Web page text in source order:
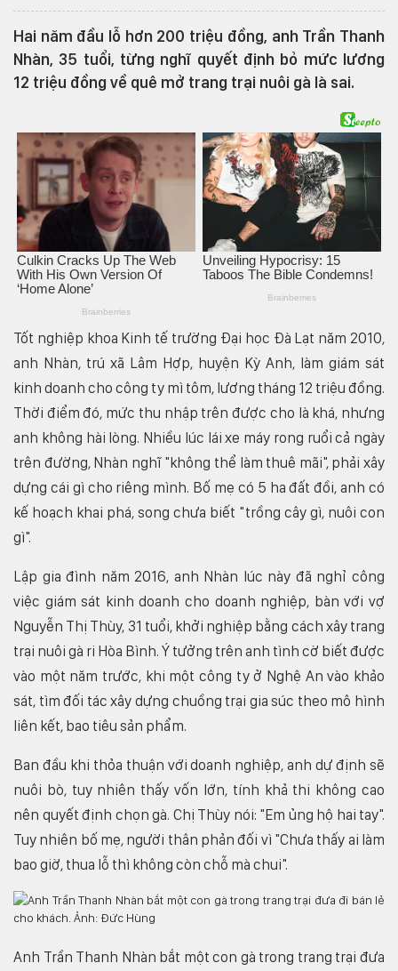
Hai năm đầu lỗ hơn 200 triệu đồng, anh Trần Thanh
Nhàn, 35 tuổi, từng nghĩ quyết định bỏ mức lương
12 triệu đồng về quê mở trang trại nuôi gà là sai.
Tốt nghiệp khoa Kinh tế trường Đại học Đà Lạt năm 2010,
anh Nhàn, trú xã Lâm Hợp, huyện Kỳ Anh, làm giám sát
kinh doanh cho công ty mì tôm, lương tháng 12 triệu đồng.
Thời điểm đó, mức thu nhập trên được cho là khá, nhưng
anh không hài lòng. Nhiều lúc lái xe máy rong ruổi cả ngày
trên đường, Nhàn nghĩ "không thể làm thuê mãi", phải xây
dựng cái gì cho riêng mình. Bố mẹ có 5 ha đất đồi, anh có
kế hoạch khai phá, song chưa biết "trồng cây gì, nuôi con
gì".
Lập gia đình năm 2016, anh Nhàn lúc này đã nghỉ công
việc giám sát kinh doanh cho doanh nghiệp, bàn với vợ
Nguyễn Thị Thùy, 31 tuổi, khởi nghiệp bằng cách xây trang
trại nuôi gà ri Hòa Bình. Ý tưởng trên anh tình cờ biết được
vào một năm trước, khi một công ty ở Nghệ An vào khảo
sát, tìm đối tác xây dựng chuồng trại gia súc theo mô hình
liên kết, bao tiêu sản phẩm.
Ban đầu khi thỏa thuận với doanh nghiệp, anh dự định sẽ
nuôi bò, tuy nhiên thấy vốn lớn, tính khả thi không cao
nên quyết định chọn gà. Chị Thùy nói: "Em ủng hộ hai tay".
Tuy nhiên bố mẹ, người thân phản đối vì "Chưa thấy ai làm
bao giờ, thua lỗ thì không còn chỗ mà chui".
Anh Trần Thanh Nhàn bắt một con gà trong trang trại đưa